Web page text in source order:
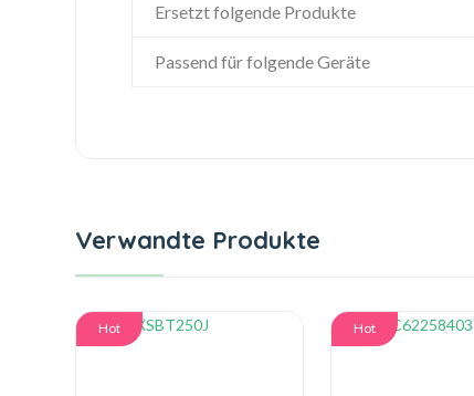
Ersetzt folgende Produkte
Passend für folgende Geräte
Verwandte Produkte
Hot Hot